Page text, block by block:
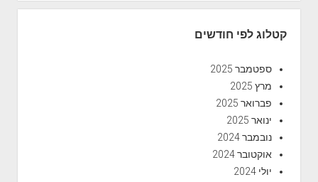
קטלוג לפי חודשים
ספטמבר 2025
מרץ 2025
פברואר 2025
ינואר 2025
נובמבר 2024
אוקטובר 2024
יולי 2024